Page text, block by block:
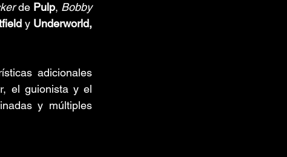
de Pulp, Bobby
y Underworld,
adicionales
el guionista y el
y múltiples